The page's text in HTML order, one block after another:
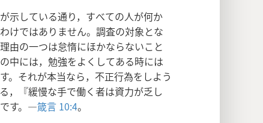
示している通り，すべての人が何か
けではありません。調査の対象とな
由の一つは怠惰にほかならないこと
中には，勉強をよくしてある時には
。それが本当なら，不正行為をしよう
，『緩慢な手で働く者は資力が乏し
す。―箴言 10:4。